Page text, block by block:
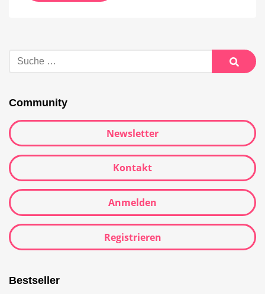
nach:
Suche
Community
Newsletter
Kontakt
Anmelden
Registrieren
Bestseller